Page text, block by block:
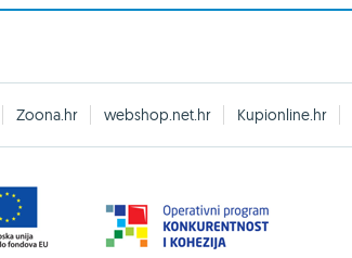
Zoona.hr webshop.net.hr Kupionline.hr